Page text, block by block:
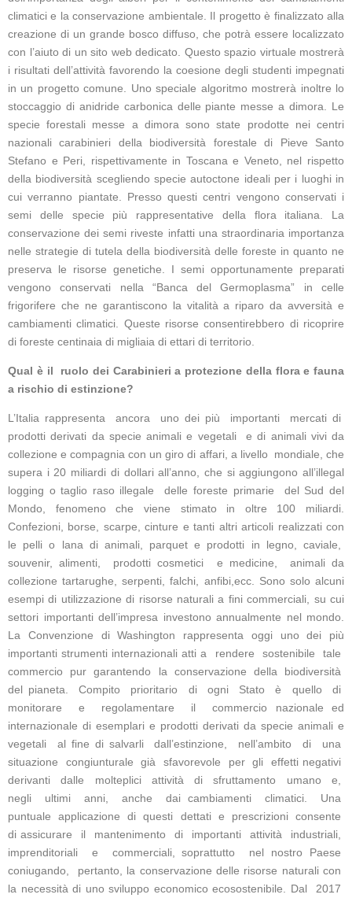
climatici e la conservazione ambientale. Il progetto è finalizzato alla
creazione di un grande bosco diffuso, che potrà essere localizzato
con l’aiuto di un sito web dedicato. Questo spazio virtuale mostrerà
i risultati dell’attività favorendo la coesione degli studenti impegnati
in un progetto comune. Uno speciale algoritmo mostrerà inoltre lo
stoccaggio di anidride carbonica delle piante messe a dimora. Le
specie forestali messe a dimora sono state prodotte nei centri
nazionali carabinieri della biodiversità forestale di Pieve Santo
Stefano e Peri, rispettivamente in Toscana e Veneto, nel rispetto
della biodiversità scegliendo specie autoctone ideali per i luoghi in
cui verranno piantate. Presso questi centri vengono conservati i
semi delle specie più rappresentative della flora italiana. La
conservazione dei semi riveste infatti una straordinaria importanza
nelle strategie di tutela della biodiversità delle foreste in quanto ne
preserva le risorse genetiche. I semi opportunamente preparati
vengono conservati nella “Banca del Germoplasma” in celle
frigorifere che ne garantiscono la vitalità a riparo da avversità e
cambiamenti climatici. Queste risorse consentirebbero di ricoprire
di foreste centinaia di migliaia di ettari di territorio.
Qual è il ruolo dei Carabinieri a protezione della flora e fauna
a rischio di estinzione?
L’Italia rappresenta ancora uno dei più importanti mercati di
prodotti derivati da specie animali e vegetali e di animali vivi da
collezione e compagnia con un giro di affari, a livello mondiale, che
supera i 20 miliardi di dollari all’anno, che si aggiungono all’illegal
logging o taglio raso illegale delle foreste primarie del Sud del
Mondo, fenomeno che viene stimato in oltre 100 miliardi.
Confezioni, borse, scarpe, cinture e tanti altri articoli realizzati con
le pelli o lana di animali, parquet e prodotti in legno, caviale,
souvenir, alimenti, prodotti cosmetici e medicine, animali da
collezione tartarughe, serpenti, falchi, anfibi,ecc. Sono solo alcuni
esempi di utilizzazione di risorse naturali a fini commerciali, su cui
settori importanti dell’impresa investono annualmente nel mondo.
La Convenzione di Washington rappresenta oggi uno dei più
importanti strumenti internazionali atti a rendere sostenibile tale
commercio pur garantendo la conservazione della biodiversità
del pianeta. Compito prioritario di ogni Stato è quello di
monitorare e regolamentare il commercio nazionale ed
internazionale di esemplari e prodotti derivati da specie animali e
vegetali al fine di salvarli dall’estinzione, nell’ambito di una
situazione congiunturale già sfavorevole per gli effetti negativi
derivanti dalle molteplici attività di sfruttamento umano e,
negli ultimi anni, anche dai cambiamenti climatici. Una
puntuale applicazione di questi dettati e prescrizioni consente
di assicurare il mantenimento di importanti attività industriali,
imprenditoriali e commerciali, soprattutto nel nostro Paese
coniugando, pertanto, la conservazione delle risorse naturali con
la necessità di uno sviluppo economico ecosostenibile. Dal 2017